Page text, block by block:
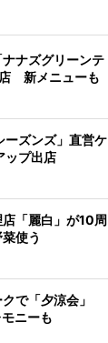
ナズグリーンテ
新メニューも
ズンズ」直営ケ
ップ出店
「麗白」が10周
使う
クで「夕涼会」
ニーも